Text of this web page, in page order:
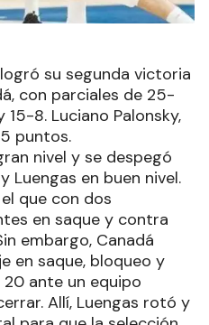
su segunda victoria
con parciales de 25-
8. Luciano Palonsky,
puntos.
nivel y se despegó
Luengas en buen nivel.
que con dos
en saque y contra
embargo, Canadá
en saque, bloqueo y
ante un equipo
Allí, Luengas rotó y